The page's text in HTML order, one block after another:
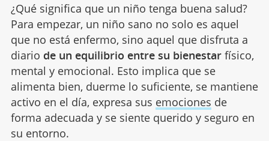
¿Qué significa que un niño tenga buena salud?
Para empezar, un niño sano no solo es aquel
que no está enfermo, sino aquel que disfruta a
diario de un equilibrio entre su bienestarfísico,
mental y emocional. Esto implica que se
alimenta bien, duerme lo suficiente, se mantiene
activo en el día, expresa sus emociones de
forma adecuada y se siente querido y seguro en
su entorno.